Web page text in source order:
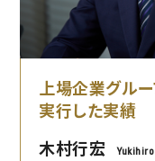
上場企業グルー
実行した実績
木村行宏